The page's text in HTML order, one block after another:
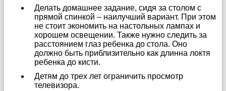
Делать домашнее задание, сидя за столом с
прямой спинкой – наилучший вариант. При этом
не стоит экономить на настольных лампах и
хорошем освещении. Также нужно следить за
расстоянием глаз ребенка до стола. Оно
должно быть приблизительно как длинна локтя
ребенка до кисти.
Детям до трех лет ограничить просмотр
телевизора.